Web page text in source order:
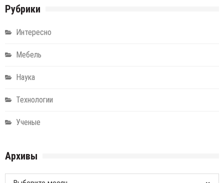
Рубрики
Интересно
Мебель
Наука
Технологии
Ученые
Архивы
Архивы